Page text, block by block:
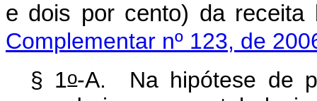
e dois por cento) da
Complementar nº 123, de
§ 1o-A. Na hipótese de